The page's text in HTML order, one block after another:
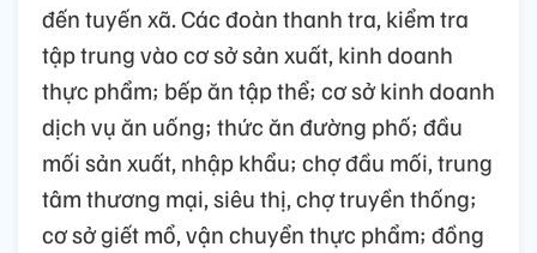
đến tuyến xã. Các đoàn thanh tra, kiểm tra
tập trung vào cơ sở sản xuất, kinh doanh
thực phẩm; bếp ăn tập thể; cơ sở kinh doanh
dịch vụ ăn uống; thức ăn đường phố; đầu
mối sản xuất, nhập khẩu; chợ đầu mối, trung
tâm thương mại, siêu thị, chợ truyền thống;
cơ sở giết mổ, vận chuyển thực phẩm; đồng